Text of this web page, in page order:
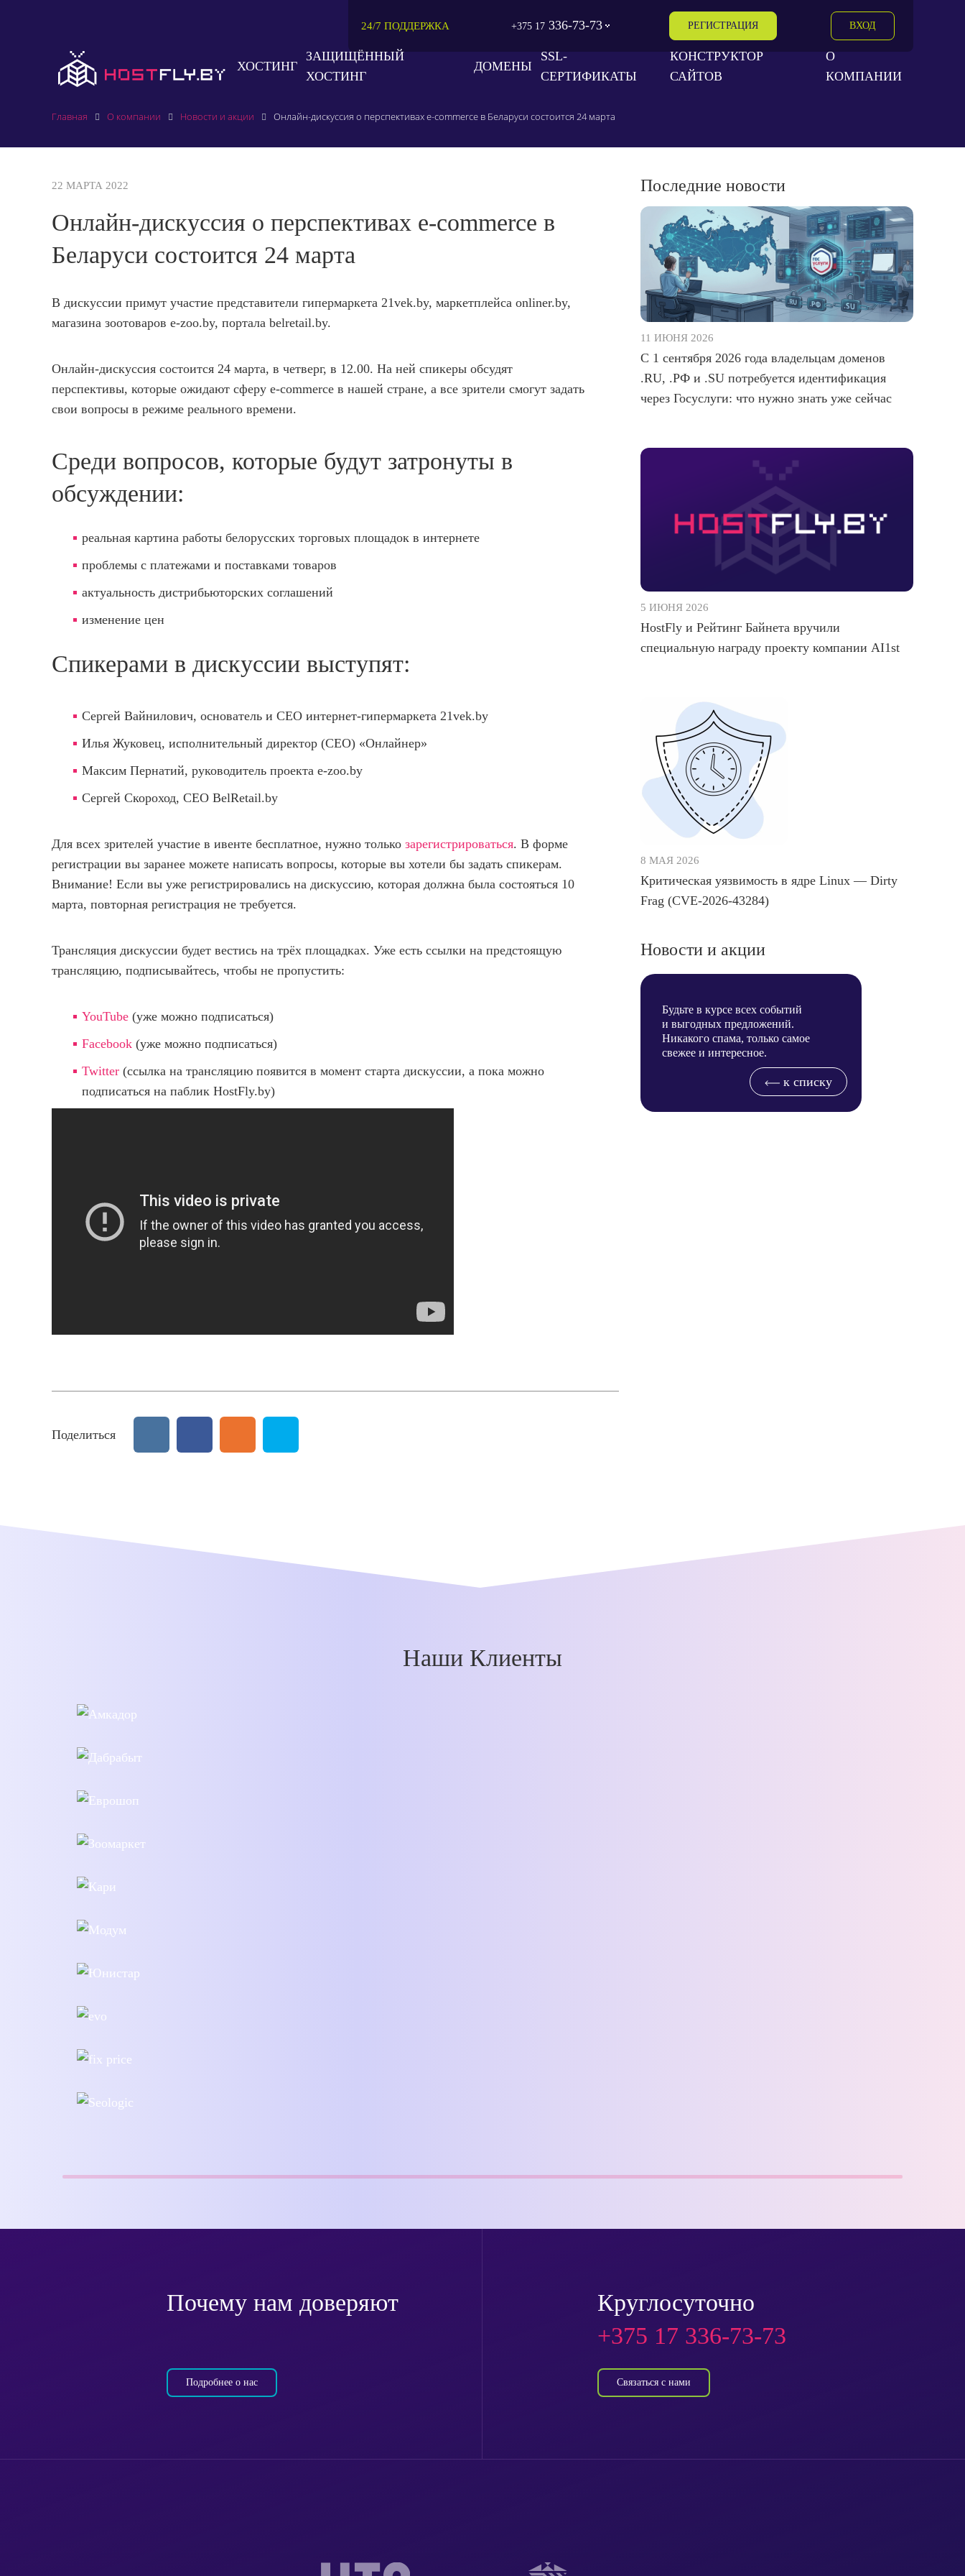
24/7 ПОДДЕРЖКА +375 17 336-73-73 РЕГИСТРАЦИЯ ВХОД
ХОСТИНГ
ЗАЩИЩЁННЫЙ
ХОСТИНГ
ДОМЕНЫ
SSL-
СЕРТИФИКАТЫ
КОНСТРУКТОР
САЙТОВ
О
КОМПАНИИ
Главная О компании Новости и акции Онлайн-дискуссия о перспективах e-commerce в Беларуси состоится 24 марта
22 МАРТА 2022
Онлайн-дискуссия о перспективах e-commerce в
Беларуси состоится 24 марта
В дискуссии примут участие представители гипермаркета 21vek.by, маркетплейса onliner.by,
магазина зоотоваров e-zoo.by, портала belretail.by.
Онлайн-дискуссия состоится 24 марта, в четверг, в 12.00. На ней спикеры обсудят
перспективы, которые ожидают сферу e-commerce в нашей стране, а все зрители смогут задать
свои вопросы в режиме реального времени.
Среди вопросов, которые будут затронуты в
обсуждении:
реальная картина работы белорусских торговых площадок в интернете
проблемы с платежами и поставками товаров
актуальность дистрибьюторских соглашений
изменение цен
Спикерами в дискуссии выступят:
Сергей Вайнилович, основатель и CEO интернет-гипермаркета 21vek.by
Илья Жуковец, исполнительный директор (CEO) «Онлайнер»
Максим Пернатий, руководитель проекта e-zoo.by
Сергей Скороход, CEO BelRetail.by
Для всех зрителей участие в ивенте бесплатное, нужно только зарегистрироваться. В форме
регистрации вы заранее можете написать вопросы, которые вы хотели бы задать спикерам.
Внимание! Если вы уже регистрировались на дискуссию, которая должна была состояться 10
марта, повторная регистрация не требуется.
Трансляция дискуссии будет вестись на трёх площадках. Уже есть ссылки на предстоящую
трансляцию, подписывайтесь, чтобы не пропустить:
YouTube (уже можно подписаться)
Facebook (уже можно подписаться)
Twitter (ссылка на трансляцию появится в момент старта дискуссии, а пока можно
подписаться на паблик HostFly.by)
Последние новости
11 ИЮНЯ 2026
С 1 сентября 2026 года владельцам доменов
.RU, .РФ и .SU потребуется идентификация
через Госуслуги: что нужно знать уже сейчас
5 ИЮНЯ 2026
HostFly и Рейтинг Байнета вручили
специальную награду проекту компании AI1st
8 МАЯ 2026
Критическая уязвимость в ядре Linux — Dirty
Frag (CVE-2026-43284)
Новости и акции
Будьте в курсе всех событий
и выгодных предложений.
Никакого спама, только самое
свежее и интересное.
к списку
Поделиться
Наши Клиенты
Почему нам доверяют
Подробнее о нас
Круглосуточно
+375 17 336-73-73
Связаться с нами